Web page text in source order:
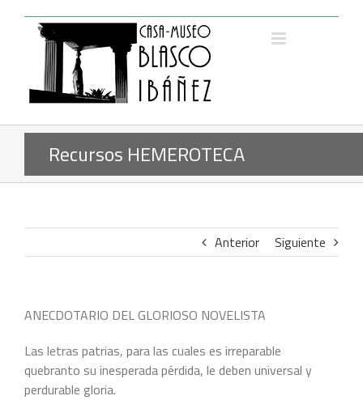
contenido
Recursos HEMEROTECA
Anterior Siguiente
ANECDOTARIO DEL GLORIOSO NOVELISTA
Las letras patrias, para las cuales es irreparable
quebranto su inesperada pérdida, le deben universal y
perdurable gloria.